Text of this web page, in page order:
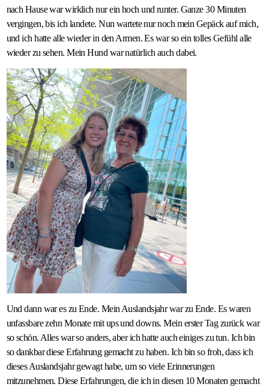
nach Hause war wirklich nur ein hoch und runter. Ganze 30 Minuten
vergingen, bis ich landete. Nun wartete nur noch mein Gepäck auf mich,
und ich hatte alle wieder in den Armen. Es war so ein tolles Gefühl alle
wieder zu sehen. Mein Hund war natürlich auch dabei.
Und dann war es zu Ende. Mein Auslandsjahr war zu Ende. Es waren
unfassbare zehn Monate mit ups und downs. Mein erster Tag zurück war
so schön. Alles war so anders, aber ich hatte auch einiges zu tun. Ich bin
so dankbar diese Erfahrung gemacht zu haben. Ich bin so froh, dass ich
dieses Auslandsjahr gewagt habe, um so viele Erinnerungen
mitzunehmen. Diese Erfahrungen, die ich in diesen 10 Monaten gemacht